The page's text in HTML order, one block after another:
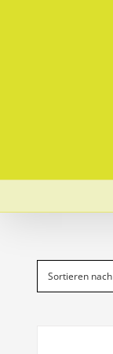
Sortieren nach